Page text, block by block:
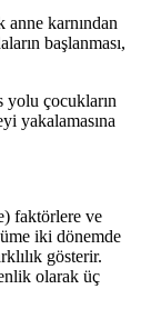
karnından
başlanması,
yolu çocukların
yakalamasına
faktörlere ve
iki dönemde
gösterir.
olarak üç